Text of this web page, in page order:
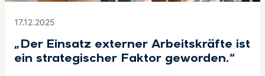
17.12.2025
„Der Einsatz externer Arbeitskräfte ist
ein strategischer Faktor geworden.“